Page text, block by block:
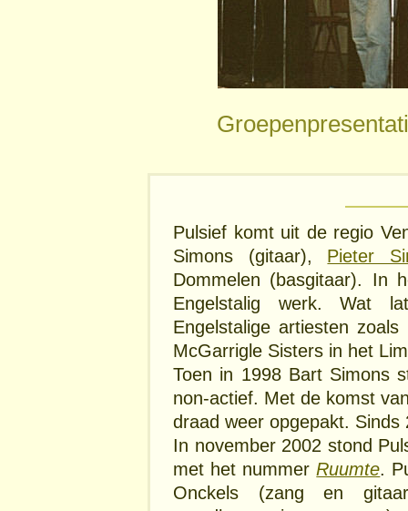
Pulsief komt uit de regio
Simons (gitaar), Pieter
Dommelen (basgitaar). In
Engelstalig werk. Wat
Engelstalige artiesten
McGarrigle Sisters in het
Toen in 1998 Bart Simons
non-actief. Met de komst
draad weer opgepakt.
In november 2002 stond
met het nummerRuumte.
Onckels (zang en